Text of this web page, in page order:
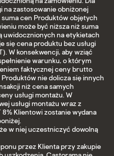
na zastosowanie obniżonej
suma cen Produktów objętych
może być niższa niż suma
uwidocznionych na etykietach
się cena produktu bez usługi
W konsekwencji, aby wziąć
warunku, o którym
faktycznej ceny brutto
nie dolicza się innych
niż cena samych
usługi montażu. W
usługi montażu wraz z
Klientowi zostanie wydana
w niej uczestniczyć dowolną
przez Klienta przy zakupie